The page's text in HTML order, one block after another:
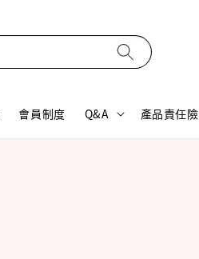
會員制度 Q&A 產品責任險